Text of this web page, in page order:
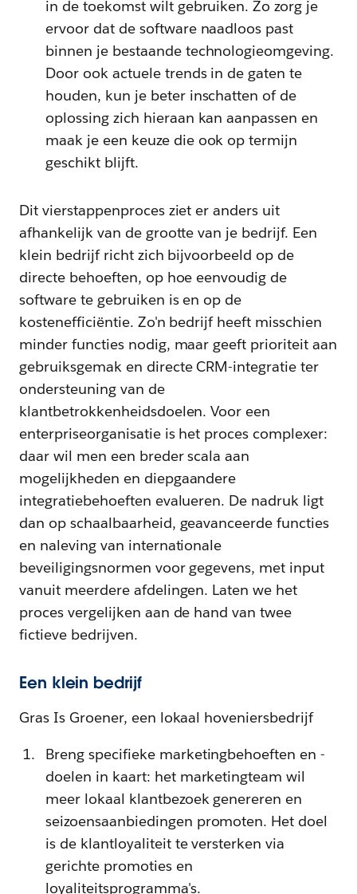
in de toekomst wilt gebruiken. Zo zorg je
ervoor dat de software naadloos past
binnen je bestaande technologieomgeving.
Door ook actuele trends in de gaten te
houden, kun je beter inschatten of de
oplossing zich hieraan kan aanpassen en
maak je een keuze die ook op termijn
geschikt blijft.
Dit vierstappenproces ziet er anders uit
afhankelijk van de grootte van je bedrijf. Een
klein bedrijf richt zich bijvoorbeeld op de
directe behoeften, op hoe eenvoudig de
software te gebruiken is en op de
kostenefficiëntie. Zo'n bedrijf heeft misschien
minder functies nodig, maar geeft prioriteit aan
gebruiksgemak en directe CRM-integratie ter
ondersteuning van de
klantbetrokkenheidsdoelen. Voor een
enterpriseorganisatie is het proces complexer:
daar wil men een breder scala aan
mogelijkheden en diepgaandere
integratiebehoeften evalueren. De nadruk ligt
dan op schaalbaarheid, geavanceerde functies
en naleving van internationale
beveiligingsnormen voor gegevens, met input
vanuit meerdere afdelingen. Laten we het
proces vergelijken aan de hand van twee
fictieve bedrijven.
Een klein bedrijf
Gras Is Groener, een lokaal hoveniersbedrijf
Breng specifieke marketingbehoeften en -
doelen in kaart: het marketingteam wil
meer lokaal klantbezoek genereren en
seizoensaanbiedingen promoten. Het doel
is de klantloyaliteit te versterken via
gerichte promoties en
loyaliteitsprogramma's.